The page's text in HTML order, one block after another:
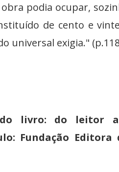
podia ocupar,
de cento e
universal exigia."
do livro: do leitor
Fundação Editora